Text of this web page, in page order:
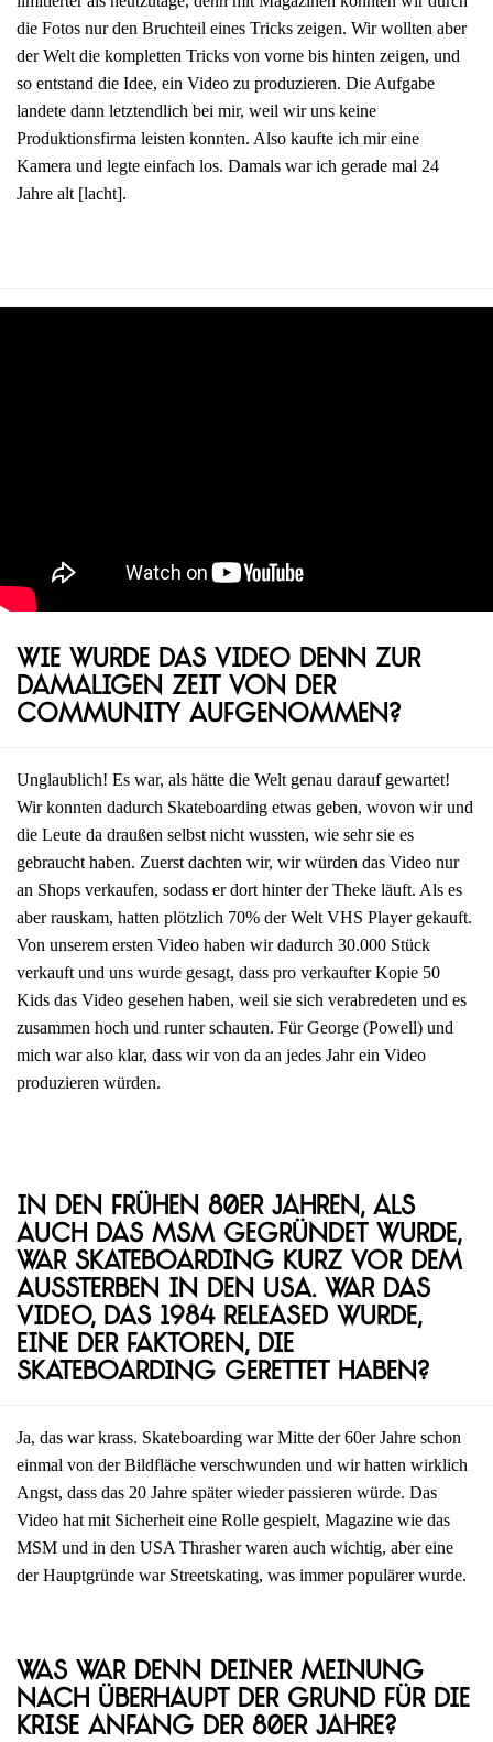
die Fotos nur den Bruchteil eines Tricks zeigen. Wir wollten aber
der Welt die kompletten Tricks von vorne bis hinten zeigen, und
so entstand die Idee, ein Video zu produzieren. Die Aufgabe
landete dann letztendlich bei mir, weil wir uns keine
Produktionsfirma leisten konnten. Also kaufte ich mir eine
Kamera und legte einfach los. Damals war ich gerade mal 24
Jahre alt [lacht].
Wie wurde das Video denn zur
damaligen Zeit von der
Community aufgenommen?
Unglaublich! Es war, als hätte die Welt genau darauf gewartet!
Wir konnten dadurch Skateboarding etwas geben, wovon wir und
die Leute da draußen selbst nicht wussten, wie sehr sie es
gebraucht haben. Zuerst dachten wir, wir würden das Video nur
an Shops verkaufen, sodass er dort hinter der Theke läuft. Als es
aber rauskam, hatten plötzlich 70% der Welt VHS Player gekauft.
Von unserem ersten Video haben wir dadurch 30.000 Stück
verkauft und uns wurde gesagt, dass pro verkaufter Kopie 50
Kids das Video gesehen haben, weil sie sich verabredeten und es
zusammen hoch und runter schauten. Für George (Powell) und
mich war also klar, dass wir von da an jedes Jahr ein Video
produzieren würden.
In den frühen 80er Jahren, als
auch das MSM gegründet wurde,
war Skateboarding kurz vor dem
Aussterben in den USA. War das
Video, das 1984 released wurde,
eine der Faktoren, die
Skateboarding gerettet haben?
Ja, das war krass. Skateboarding war Mitte der 60er Jahre schon
einmal von der Bildfläche verschwunden und wir hatten wirklich
Angst, dass das 20 Jahre später wieder passieren würde. Das
Video hat mit Sicherheit eine Rolle gespielt, Magazine wie das
MSM und in den USA Thrasher waren auch wichtig, aber eine
der Hauptgründe war Streetskating, was immer populärer wurde.
Was war denn deiner Meinung
nach überhaupt der Grund für die
Krise Anfang der 80er Jahre?